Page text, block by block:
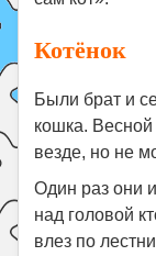
Котёнок
Были брат и
кошка.
везде, но не
Один раз они
над головой
влез по